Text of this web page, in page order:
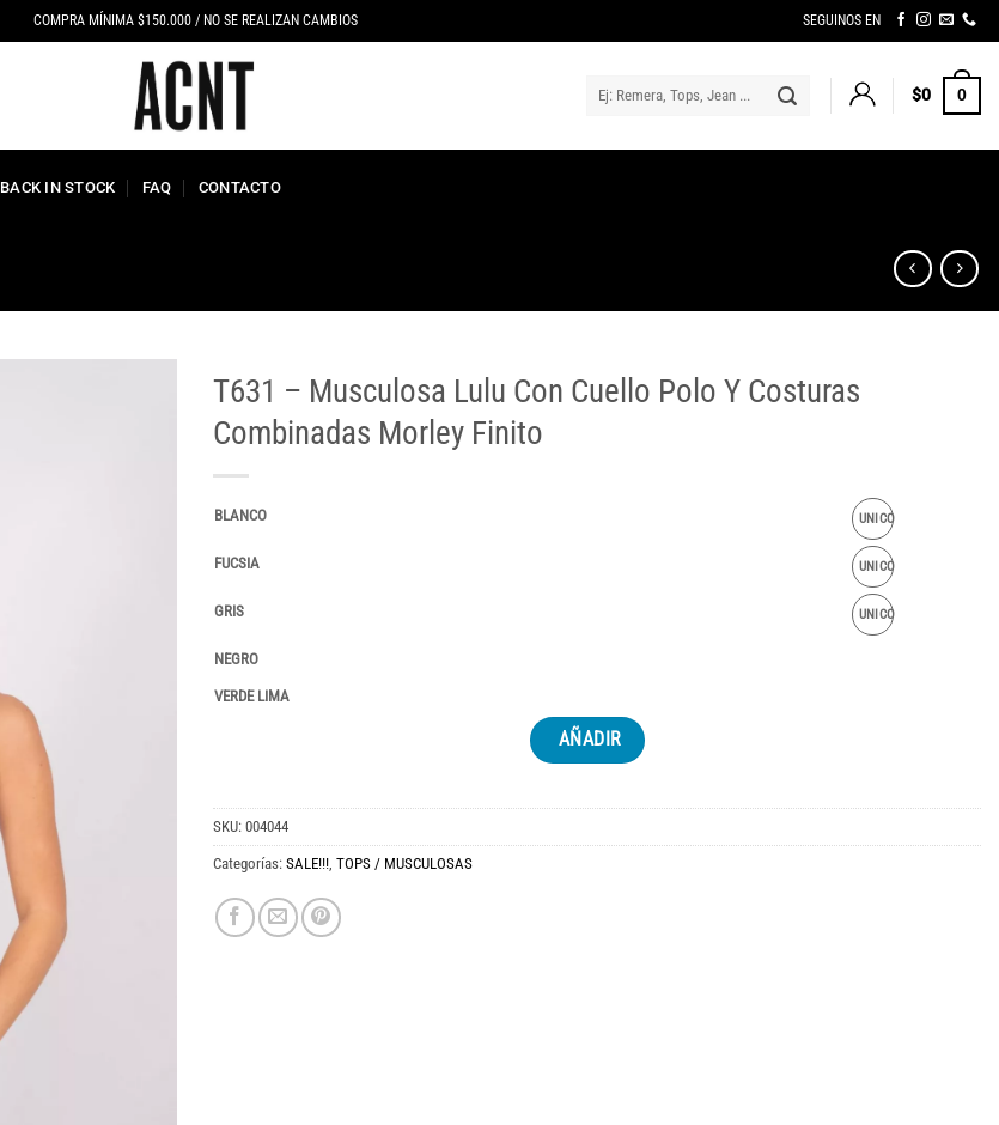
COMPRA MÍNIMA $150.000 / NO SE REALIZAN CAMBIOS SEGUINOS EN
Buscar
por:
$0 0
BACK IN STOCK FAQ CONTACTO
T631 – Musculosa Lulu Con Cuello Polo Y Costuras
Combinadas Morley Finito
BLANCO UNICO
FUCSIA UNICO
GRIS UNICO
NEGRO
VERDE LIMA
AÑADIR
SKU: 004044
Categorías: SALE!!! TOPS / MUSCULOSAS